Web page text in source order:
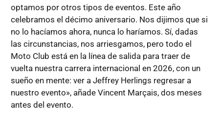
optamos por otros tipos de eventos. Este año
celebramos el décimo aniversario. Nos dijimos que si
no lo hacíamos ahora, nunca lo haríamos. Sí, dadas
las circunstancias, nos arriesgamos, pero todo el
Moto Club está en la línea de salida para traer de
vuelta nuestra carrera internacional en 2026, con un
sueño en mente: ver a Jeffrey Herlings regresar a
nuestro evento», añade Vincent Marçais, dos meses
antes del evento.